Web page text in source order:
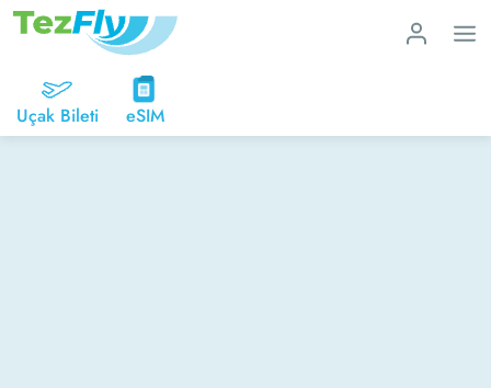
Uçak Bileti eSIM